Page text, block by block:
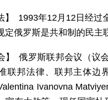
】 1993年12月12日经
定俄罗斯是共和制的民主
】 俄罗斯联邦会议（议
联邦法律、联邦主体边
Ivanovna